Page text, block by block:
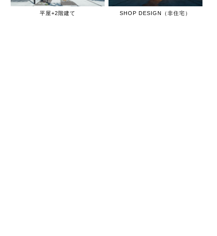
平屋+2階建て SHOP DESIGN（非住宅）